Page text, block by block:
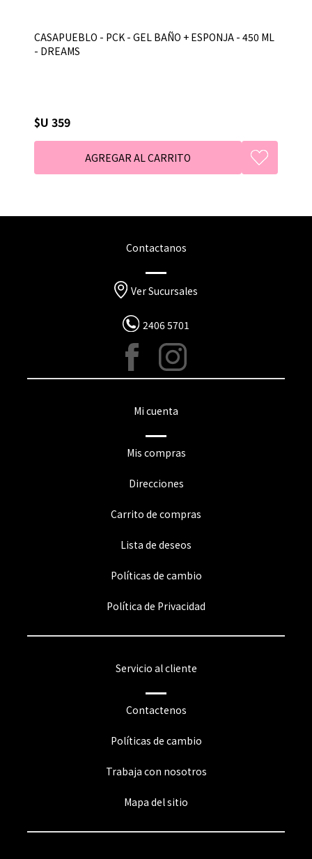
CASAPUEBLO - PCK - GEL BAÑO + ESPONJA - 450 ML
- DREAMS
$U 359
Contactanos
Ver Sucursales
2406 5701
Mi cuenta
Mis compras
Direcciones
Carrito de compras
Lista de deseos
Políticas de cambio
Política de Privacidad
Servicio al cliente
Contactenos
Políticas de cambio
Trabaja con nosotros
Mapa del sitio